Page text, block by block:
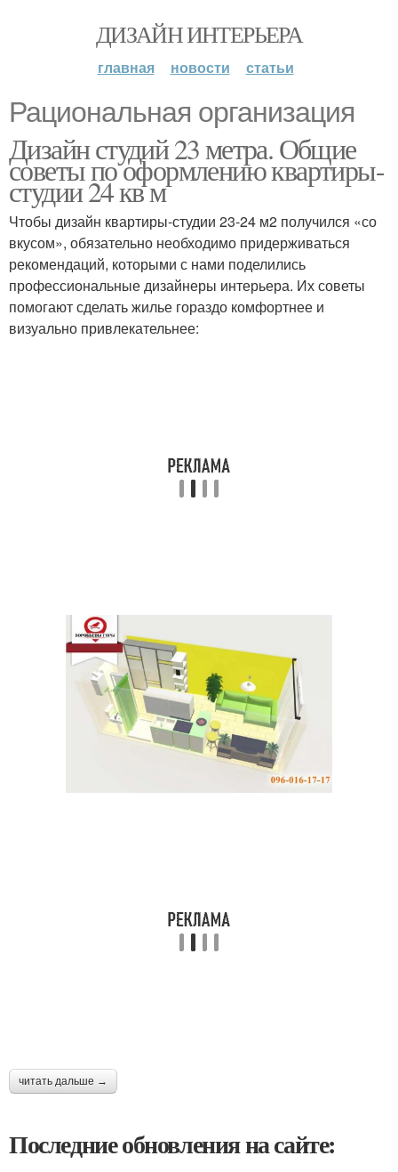
ДИЗАЙН ИНТЕРЬЕРА
главная новости статьи
Рациональная организация
Дизайн студий 23 метра. Общие
советы по оформлению квартиры-
студии 24 кв м
Чтобы дизайн квартиры-студии 23-24 м2 получился «со
вкусом», обязательно необходимо придерживаться
рекомендаций, которыми с нами поделились
профессиональные дизайнеры интерьера. Их советы
помогают сделать жилье гораздо комфортнее и
визуально привлекательнее:
читать дальше →
Последние обновления на сайте: